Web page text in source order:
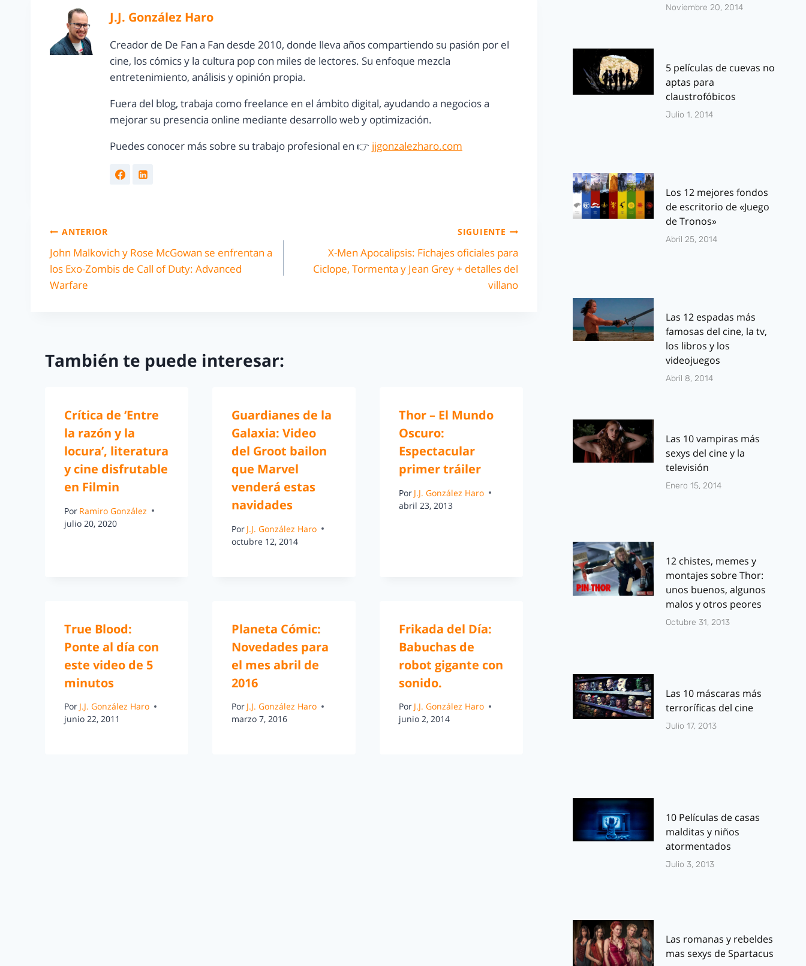
J.J. González Haro
Creador de De Fan a Fan desde 2010, donde lleva años compartiendo su pasión por el
cine, los cómics y la cultura pop con miles de lectores. Su enfoque mezcla
entretenimiento, análisis y opinión propia.
Fuera del blog, trabaja como freelance en el ámbito digital, ayudando a negocios a
mejorar su presencia online mediante desarrollo web y optimización.
Puedes conocer más sobre su trabajo profesional en 👉 jjgonzalezharo.com
ANTERIOR
John Malkovich y Rose McGowan se enfrentan a
los Exo-Zombis de Call of Duty: Advanced
Warfare
SIGUIENTE
X-Men Apocalipsis: Fichajes oficiales para
Ciclope, Tormenta y Jean Grey + detalles del
villano
También te puede interesar:
Crítica de ‘Entre
la razón y la
locura’, literatura
y cine disfrutable
en Filmin
Por Ramiro González
julio 20, 2020
Guardianes de la
Galaxia: Video
del Groot bailon
que Marvel
venderá estas
navidades
Por J.J. González Haro
octubre 12, 2014
Thor – El Mundo
Oscuro:
Espectacular
primer tráiler
Por J.J. González Haro
abril 23, 2013
True Blood:
Ponte al día con
este video de 5
minutos
Por J.J. González Haro
junio 22, 2011
Planeta Cómic:
Novedades para
el mes abril de
2016
Por J.J. González Haro
marzo 7, 2016
Frikada del Día:
Babuchas de
robot gigante con
sonido.
Por J.J. González Haro
junio 2, 2014
Noviembre 20, 2014
5 películas de cuevas no
aptas para
claustrofóbicos
Julio 1, 2014
Los 12 mejores fondos
de escritorio de «Juego
de Tronos»
Abril 25, 2014
Las 12 espadas más
famosas del cine, la tv,
los libros y los
videojuegos
Abril 8, 2014
Las 10 vampiras más
sexys del cine y la
televisión
Enero 15, 2014
12 chistes, memes y
montajes sobre Thor:
unos buenos, algunos
malos y otros peores
Octubre 31, 2013
Las 10 máscaras más
terroríficas del cine
Julio 17, 2013
10 Películas de casas
malditas y niños
atormentados
Julio 3, 2013
Las romanas y rebeldes
mas sexys de Spartacus